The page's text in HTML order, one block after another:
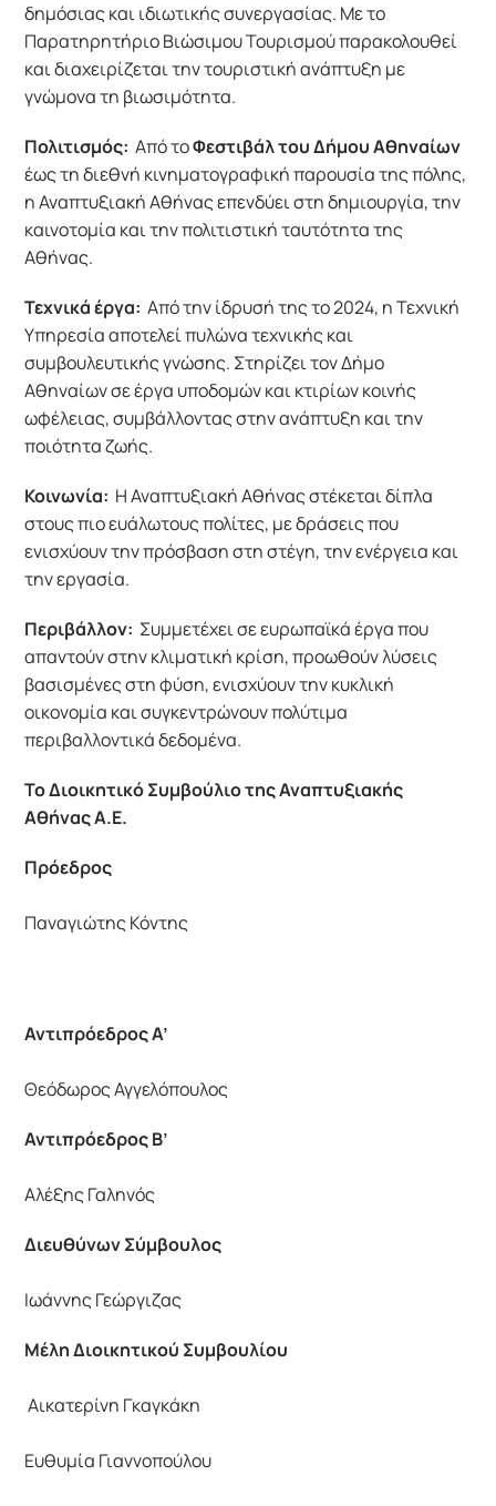
δημόσιας και ιδιωτικής συνεργασίας. Με το
Παρατηρητήριο Βιώσιμου Τουρισμού παρακολουθεί
και διαχειρίζεται την τουριστική ανάπτυξη με
γνώμονα τη βιωσιμότητα.
Πολιτισμός: Από το Φεστιβάλ του Δήμου Αθηναίων
έως τη διεθνή κινηματογραφική παρουσία της πόλης,
η Αναπτυξιακή Αθήνας επενδύει στη δημιουργία, την
καινοτομία και την πολιτιστική ταυτότητα της
Αθήνας.
Τεχνικά έργα: Από την ίδρυσή της το 2024, η Τεχνική
Υπηρεσία αποτελεί πυλώνα τεχνικής και
συμβουλευτικής γνώσης. Στηρίζει τον Δήμο
Αθηναίων σε έργα υποδομών και κτιρίων κοινής
ωφέλειας, συμβάλλοντας στην ανάπτυξη και την
ποιότητα ζωής.
Κοινωνία: Η Αναπτυξιακή Αθήνας στέκεται δίπλα
στους πιο ευάλωτους πολίτες, με δράσεις που
ενισχύουν την πρόσβαση στη στέγη, την ενέργεια και
την εργασία.
Περιβάλλον: Συμμετέχει σε ευρωπαϊκά έργα που
απαντούν στην κλιματική κρίση, προωθούν λύσεις
βασισμένες στη φύση, ενισχύουν την κυκλική
οικονομία και συγκεντρώνουν πολύτιμα
περιβαλλοντικά δεδομένα.
Το Διοικητικό Συμβούλιο της Αναπτυξιακής
Αθήνας Α.Ε.
Πρόεδρος
Παναγιώτης Κόντης
Αντιπρόεδρος A’
Θεόδωρος Αγγελόπουλος
Αντιπρόεδρος Β’
Αλέξης Γαληνός
Διευθύνων Σύμβουλος
Ιωάννης Γεώργιζας
Μέλη Διοικητικού Συμβουλίου
Αικατερίνη Γκαγκάκη
Ευθυμία Γιαννοπούλου